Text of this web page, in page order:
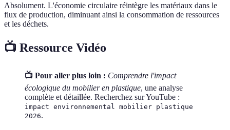
Absolument. L'économie circulaire réintègre les matériaux dans le
flux de production, diminuant ainsi la consommation de ressources
et les déchets.
📺 Ressource Vidéo
📺 Pour aller plus loin : Comprendre l'impact
écologique du mobilier en plastique, une analyse
complète et détaillée. Recherchez sur YouTube :
impact environnemental mobilier plastique
2026.